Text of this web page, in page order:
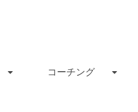
コーチング